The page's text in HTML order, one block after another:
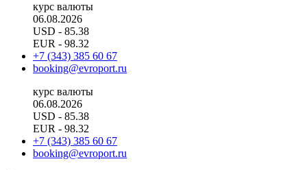
курс валюты
06.08.2026
USD - 85.38
EUR - 98.32
+7 (343) 385 60 67
booking@evroport.ru
курс валюты
06.08.2026
USD - 85.38
EUR - 98.32
+7 (343) 385 60 67
booking@evroport.ru